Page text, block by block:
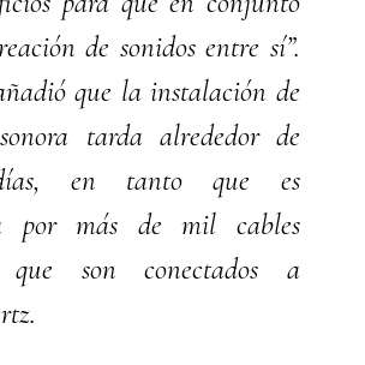
de sonidos entre sí”.
que la instalación de
tarda alrededor de
en tanto que es
por más de mil cables
que son conectados a